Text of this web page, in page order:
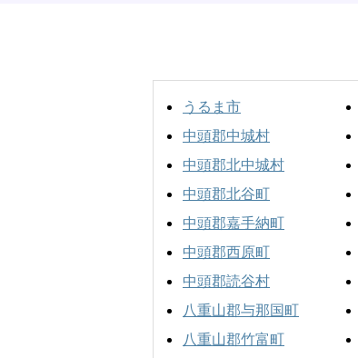
うるま市
中頭郡中城村
中頭郡北中城村
中頭郡北谷町
中頭郡嘉手納町
中頭郡西原町
中頭郡読谷村
八重山郡与那国町
八重山郡竹富町